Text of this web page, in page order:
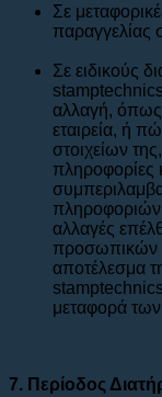
Σε
παραγγελίας
Σε ειδικούς
αλλαγή,
εταιρεία, ή
στοιχείων
πληροφορίες
αλλαγές
προσωπικών
αποτέλεσμα
μεταφορά
7. Περίοδος